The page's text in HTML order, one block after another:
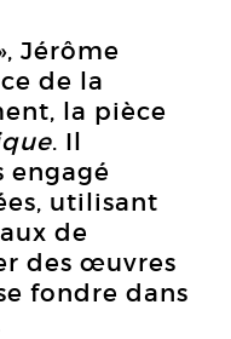
Jérôme
de la
la pièce
. Il
engagé
utilisant
de
des œuvres
fondre dans